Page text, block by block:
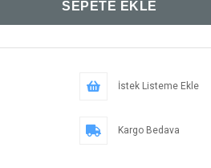
İstek Listeme Ekle
Kargo Bedava